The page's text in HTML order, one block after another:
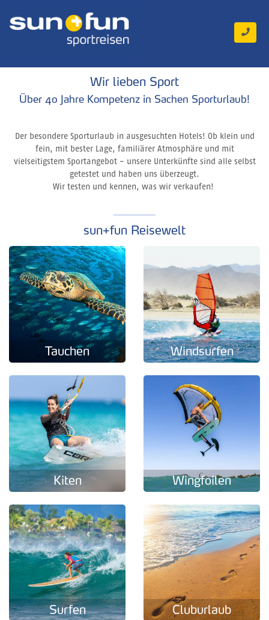
Wir lieben Sport
Über 40 Jahre Kompetenz in Sachen Sporturlaub!
Der besondere Sporturlaub in ausgesuchten Hotels! Ob klein und
fein, mit bester Lage, familiärer Atmosphäre und mit
vielseitigstem Sportangebot - unsere Unterkünfte sind alle selbst
getestet und haben uns überzeugt.
Wir testen und kennen, was wir verkaufen!
sun+fun Reisewelt
Tauchen Windsurfen
Kiten Wingfoilen
Surfen Cluburlaub